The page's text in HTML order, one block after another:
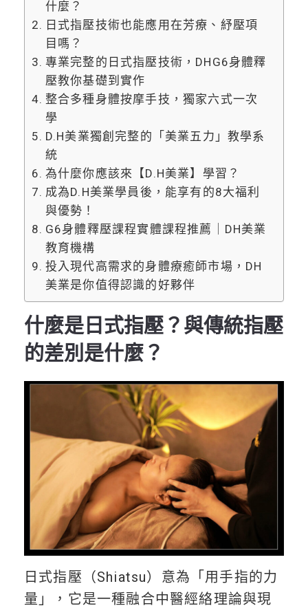
什麼？
日式指壓技術也能應用在芳療、紓壓項
目嗎？
專業完整的日式指壓技術，DHG6身體釋
壓教你基礎到實作
整合多種身體按摩手技，獨家六式一次
學
D.H美業獨創完整的「美業五力」教學系
統
為什麼你應該來【D.H美業】學習？
成為D.H美業學員後，能享有的8大福利
與優勢！
G6身體釋壓課程實體課程推薦｜DH美業
教育機構
投入現代高需求的身體療癒師市場，DH
美業是你值得認識的好夥伴
什麼是日式指壓？與傳統指壓
的差別是什麼？
日式指壓（Shiatsu）意為「用手指的力
量」，它是一種融合中醫經絡理論與現